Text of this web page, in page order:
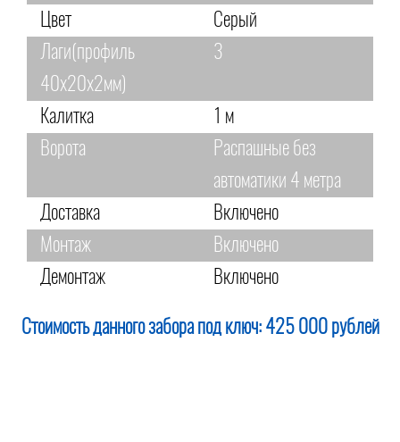
Цвет
Серый
Лаги(профиль
40х20х2мм)
3
Калитка
1 м
Ворота
Распашные без
автоматики 4 метра
Доставка
Включено
Монтаж
Включено
Демонтаж
Включено
Стоимость данного забора под ключ: 425 000 рублей